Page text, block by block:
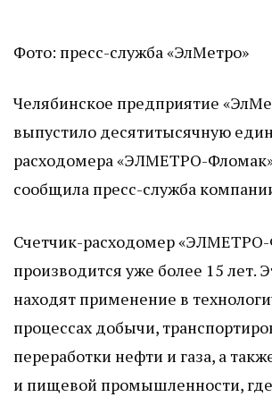
Фото: пресс-служба «ЭлМетро»
Челябинское предприятие
выпустило десятитысячную
расходомера «ЭЛМЕТРО-
сообщила пресс-служба
Счетчик-расходомер
производится уже более 15 лет.
находят применение в
процессах добычи,
переработки нефти и газа, а
и пищевой промышленности,